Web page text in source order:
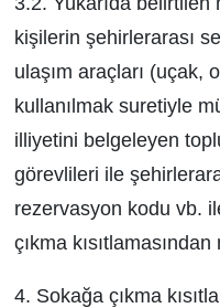
kişilerin şehirlerarası
ulaşım araçları (uçak,
kullanılmak suretiyle
illiyetini belgeleyen
görevlileri ile
rezervasyon kodu vb.
çıkma
4. Sokağa çıkma